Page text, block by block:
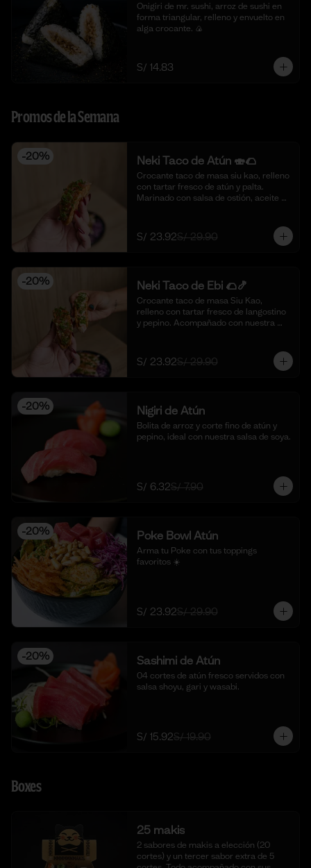
Onigiri de mr. sushi, arroz de sushi en
forma triangular, relleno y envuelto en
alga crocante. 🍙
S/ 14.83
Promos de la Semana
-20% Neki Taco de Atún 🍣🌮
Crocante taco de masa siu kao, relleno
con tartar fresco de atún y palta.
Marinado con salsa de ostión, aceite de
S/ 23.92S/ 29.90
-20% Neki Taco de Ebi 🌮🍤
Crocante taco de masa Siu Kao,
relleno con tartar fresco de langostino
y pepino. Acompañado con nuestra
S/ 23.92S/ 29.90
-20% Nigiri de Atún
Bolita de arroz y corte fino de atún y
pepino, ideal con nuestra salsa de soya.
S/ 6.32S/ 7.90
-20% Poke Bowl Atún
Arma tu Poke con tus toppings
favoritos ☀️
S/ 23.92S/ 29.90
-20% Sashimi de Atún
04 cortes de atún fresco servidos con
salsa shoyu, gari y wasabi.
S/ 15.92S/ 19.90
Boxes
25 makis
2 sabores de makis a elección (20
cortes) y un tercer sabor extra de 5